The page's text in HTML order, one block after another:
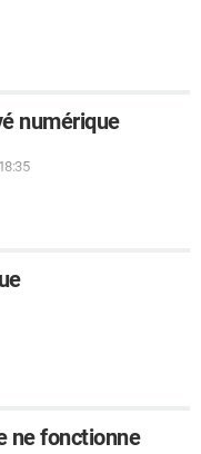
numérique
ne fonctionne